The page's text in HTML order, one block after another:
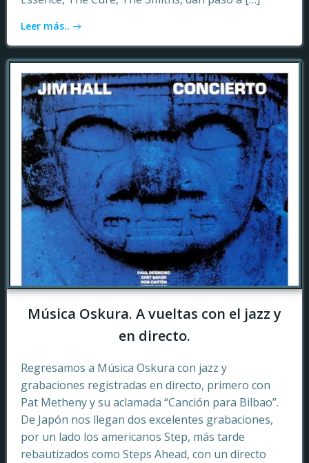
Leer más..
Música Oskura. A vueltas con el jazz y
en directo.
Regresamos a Música Oskura con jazz y
grabaciones registradas en directo, primero con
Pat Metheny y su aclamada “Canción para Bilbao”.
De Japón nos llegan dos excelentes grabaciones,
por un lado los americanos Step, más tarde
rebautizados como Steps Ahead, con un directo